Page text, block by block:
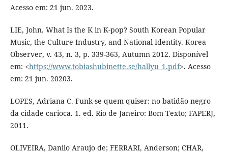
Acesso em: 21 jun. 2023.
LIE, John. What Is the K in K-pop? South Korean Popular
Music, the Culture Industry, and National Identity. Korea
Observer, v. 43, n. 3, p. 339-363, Autumn 2012. Disponível
em: <https://www.tobiashubinette.se/hallyu_1.pdf>. Acesso
em: 21 jun. 20203.
LOPES, Adriana C. Funk-se quem quiser: no batidão negro
da cidade carioca. 1. ed. Rio de Janeiro: Bom Texto; FAPERJ,
2011.
OLIVEIRA, Danilo Araujo de; FERRARI, Anderson; CHAR,